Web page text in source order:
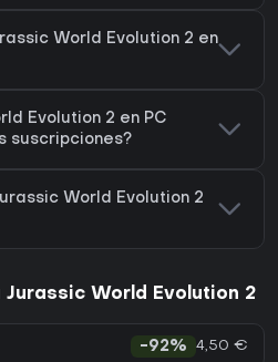
World Evolution 2 en
Evolution 2 en PC
suscripciones?
World Evolution 2
World Evolution 2
-92% 4,50 €